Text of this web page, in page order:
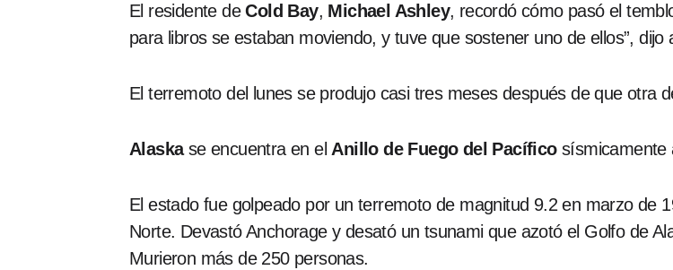
El residente deCold Bay, Michael Ashley, recordó cómo pasó el
para libros se estaban moviendo, y tuve que sostener uno de ellos”, dijo
El terremoto del lunes se produjo casi tres meses después de que otra
Alaskase encuentra en el Anillo de Fuego del Pacíficosísmicamente
El estado fue golpeado por un terremoto de magnitud 9.2 en marzo de
Norte. Devastó Anchorage y desató un tsunami que azotó el Golfo de
Murieron más de 250 personas.